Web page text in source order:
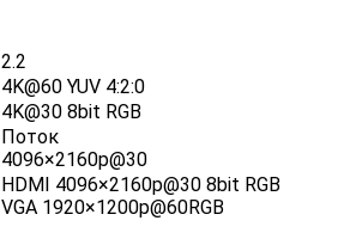
2.2
4K@60 YUV 4:2:0
4K@30 8bit RGB
Поток
4096×2160p@30
HDMI 4096×2160p@30 8bit RGB
VGA 1920×1200p@60RGB